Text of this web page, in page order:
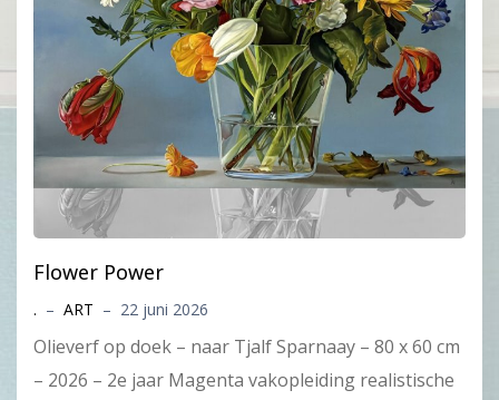
Flower Power
. – ART – 22 juni 2026
Olieverf op doek – naar Tjalf Sparnaay – 80 x 60 cm
– 2026 – 2e jaar Magenta vakopleiding realistische